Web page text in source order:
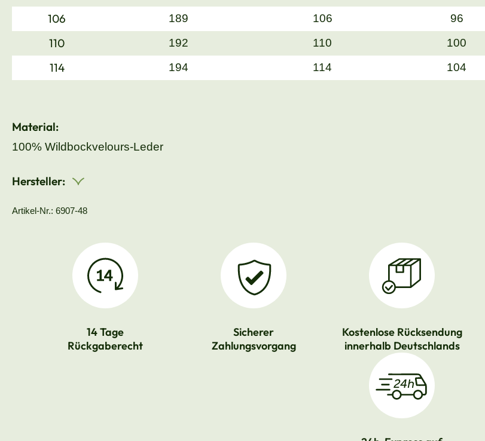
106 189 106 96
110 192 110 100
114 194 114 104
Material:
100% Wildbockvelours-Leder
Hersteller:
Artikel-Nr.: 6907-48
14 Tage
Rückgaberecht
Sicherer
Zahlungsvorgang
Kostenlose Rücksendung
innerhalb Deutschlands